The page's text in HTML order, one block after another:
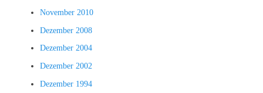
November 2010
Dezember 2008
Dezember 2004
Dezember 2002
Dezember 1994